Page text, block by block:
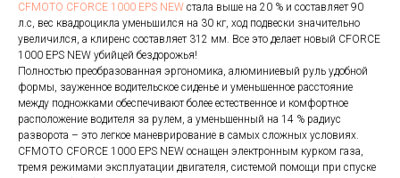
CFMOTO CFORCE 1000 EPS NEW стала выше на 20 % и составляет 90
л.с, вес квадроцикла уменьшился на 30 кг, ход подвески значительно
увеличился, а клиренс составляет 312 мм. Все это делает новый CFORCE
1000 EPS NEW убийцей бездорожья!
Полностью преобразованная эргономика, алюминиевый руль удобной
формы, зауженное водительское сиденье и уменьшенное расстояние
между подножками обеспечивают более естественное и комфортное
расположение водителя за рулем, а уменьшенный на 14 % радиус
разворота – это легкое маневрирование в самых сложных условиях.
CFMOTO CFORCE 1000 EPS NEW оснащен электронным курком газа,
тремя режимами эксплуатации двигателя, системой помощи при спуске